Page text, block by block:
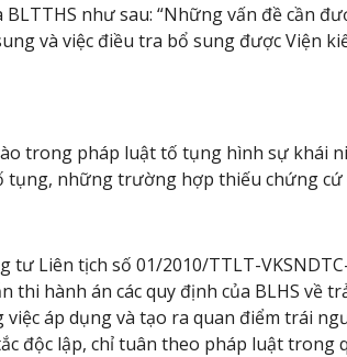
BLTTHS như sau: “Những vấn đề cần
và việc điều tra bổ sung được Viện
trong pháp luật tố tụng hình sự khái
tụng, những trường hợp thiếu chứng
Liên tịch số 01/2010/TTLT-
thi hành án các quy định của BLHS về
áp dụng và tạo ra quan điểm trái
độc lập, chỉ tuân theo pháp luật trong